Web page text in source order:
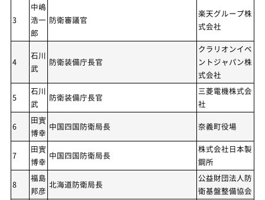
3
中嶋
浩一
郎
防衛審議官
楽天グループ株
式会社
4
石川
武
防衛装備庁長官
クラリオンイベ
ントジャパン株
式会社
5
石川
武
防衛装備庁長官
三菱電機株式会
社
6
田實
博幸
中国四国防衛局長 奈義町役場
7
田實
博幸
中国四国防衛局長
株式会社日本製
鋼所
8
福島
邦彦
北海道防衛局長
公益財団法人防
衛基盤整備協会